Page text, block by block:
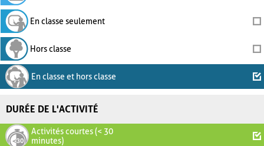
En classe seulement
Hors classe
En classe et hors classe
DURÉE DE L'ACTIVITÉ
Activités courtes (< 30
minutes)